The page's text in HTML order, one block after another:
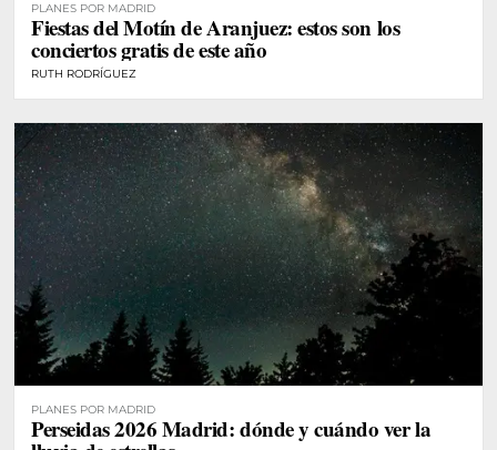
PLANES POR MADRID
Fiestas del Motín de Aranjuez: estos son los
conciertos gratis de este año
RUTH RODRÍGUEZ
PLANES POR MADRID
Perseidas 2026 Madrid: dónde y cuándo ver la